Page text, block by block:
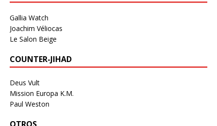
Gallia Watch
Joachim Véliocas
Le Salon Beige
COUNTER-JIHAD
Deus Vult
Mission Europa K.M.
Paul Weston